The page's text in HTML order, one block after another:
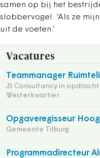
samen op bij het
slobbervogel. ‘Als ze
uit de voeten.’
Vacatures
Teammanager
JS Consultancy in
Westerkwartier
Opgaveregisseur
Gemeente Tilburg
Programmadirecteur